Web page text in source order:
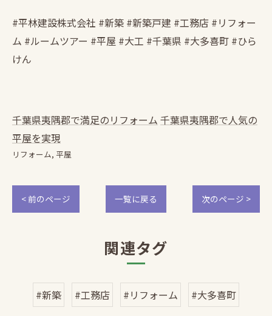
#平林建設株式会社 #新築 #新築戸建 #工務店 #リフォー
ム #ルームツアー #平屋 #大工 #千葉県 #大多喜町 #ひら
けん
千葉県夷隅郡で満足のリフォーム 千葉県夷隅郡で人気の
平屋を実現
リフォーム 平屋
< 前のページ 一覧に戻る 次のページ >
関連タグ
#新築 #工務店 #リフォーム #大多喜町